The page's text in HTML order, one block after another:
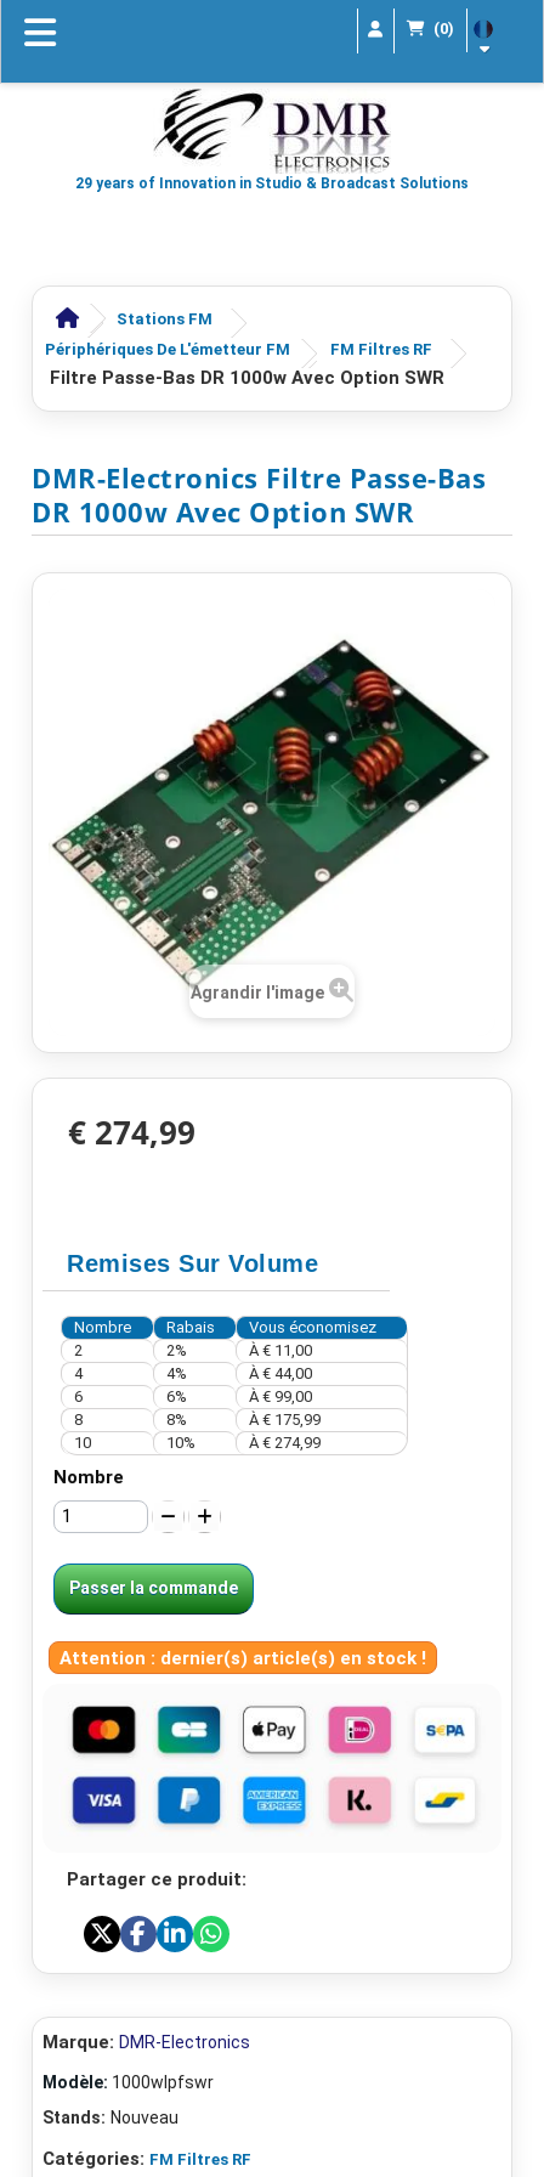
(0)
29 years of Innovation in Studio & Broadcast Solutions
Stations FM
Périphériques De L'émetteur FM
FM Filtres RF
Filtre Passe-Bas DR 1000w Avec Option SWR
DMR-Electronics Filtre Passe-Bas
DR 1000w Avec Option SWR
Agrandir l'image
€ 274,99
Remises Sur Volume
Nombre Rabais
Vous économisez
2
2% À € 11,00
4
4% À € 44,00
6
6% À € 99,00
8
8% À € 175,99
10
10% À € 274,99
Nombre
Passer la commande
Attention : dernier(s) article(s) en stock !
Partager ce produit:
Marque: DMR-Electronics
Modèle: 1000wlpfswr
Stands: Nouveau
Catégories: FM Filtres RF